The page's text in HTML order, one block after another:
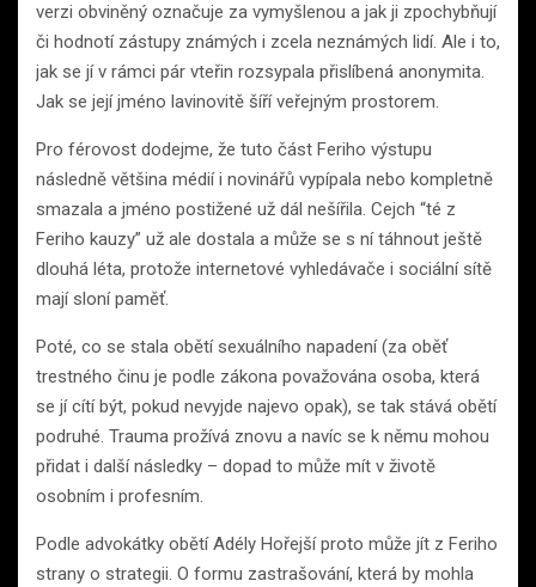
verzi obviněný označuje za vymyšlenou a jak ji zpochybňují
či hodnotí zástupy známých i zcela neznámých lidí. Ale i to,
jak se jí v rámci pár vteřin rozsypala přislíbená anonymita.
Jak se její jméno lavinovitě šíří veřejným prostorem.
Pro férovost dodejme, že tuto část Feriho výstupu
následně většina médií i novinářů vypípala nebo kompletně
smazala a jméno postižené už dál nešířila. Cejch “té z
Feriho kauzy” už ale dostala a může se s ní táhnout ještě
dlouhá léta, protože internetové vyhledávače i sociální sítě
mají sloní paměť.
Poté, co se stala obětí sexuálního napadení (za oběť
trestného činu je podle zákona považována osoba, která
se jí cítí být, pokud nevyjde najevo opak), se tak stává obětí
podruhé. Trauma prožívá znovu a navíc se k němu mohou
přidat i další následky – dopad to může mít v životě
osobním i profesním.
Podle advokátky obětí Adély Hořejší proto může jít z Feriho
strany o strategii. O formu zastrašování, která by mohla